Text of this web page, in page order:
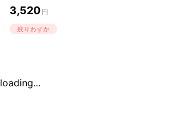
3,520 円
残りわずか
loading...